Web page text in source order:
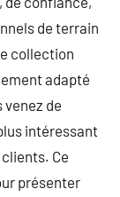
de terrain
collection
adapté
de
intéressant
Ce
présenter